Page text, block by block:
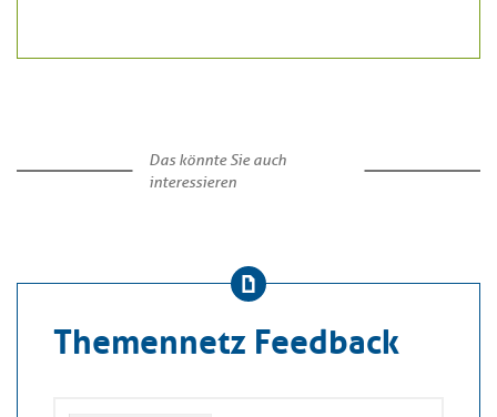
Das könnte Sie auch
interessieren
Themennetz Feedback